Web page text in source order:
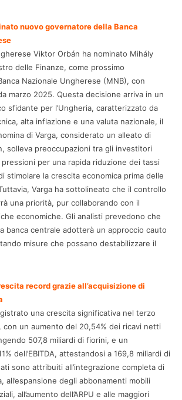
nuovo governatore della Banca
Viktor Orbán ha nominato Mihály
delle Finanze, come prossimo
Nazionale Ungherese (MNB), con
marzo 2025. Questa decisione arriva in un
sfidante per l’Ungheria, caratterizzato da
alta inflazione e una valuta nazionale, il
di Varga, considerato un alleato di
solleva preoccupazioni tra gli investitori
per una rapida riduzione dei tassi
stimolare la crescita economica prima delle
Varga ha sottolineato che il controllo
una priorità, pur collaborando con il
economiche. Gli analisti prevedono che
banca centrale adotterà un approccio cauto
misure che possano destabilizzare il
record grazie all’acquisizione di
una crescita significativa nel terzo
un aumento del 20,54% dei ricavi netti
507,8 miliardi di fiorini, e un
dell’EBITDA, attestandosi a 169,8 miliardi di
sono attribuiti all’integrazione completa di
all’espansione degli abbonamenti mobili
all’aumento dell’ARPU e alle maggiori